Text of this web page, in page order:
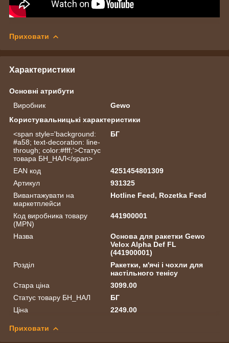
Приховати
Характеристики
Основні атрибути
Виробник
Gewo
Користувальницькі характеристики
<span style='background:
#a58; text-decoration: line-
through; color:#fff;'>Статус
товара БН_НАЛ</span>
БГ
EAN код
4251454801309
Артикул
931325
Вивантажувати на
маркетплейси
Hotline Feed, Rozetka Feed
Код виробника товару
(MPN)
441900001
Назва
Основа для ракетки Gewo
Velox Alpha Def FL
(441900001)
Розділ
Ракетки, м'ячі і чохли для
настільного тенісу
Стара ціна
3099.00
Статус товару БН_НАЛ
БГ
Ціна
2249.00
Приховати